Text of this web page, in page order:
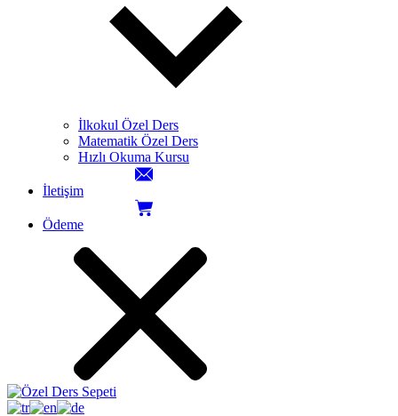
İlkokul Özel Ders
Matematik Özel Ders
Hızlı Okuma Kursu
İletişim
Ödeme